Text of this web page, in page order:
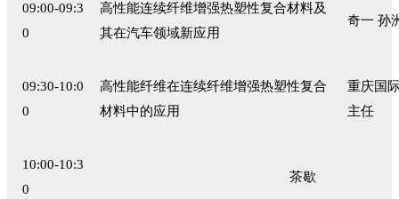
09:00-09:3
0
高性能连续纤维增强热塑性复合材料及
其在汽车领域新应用
奇一 孙
09:30-10:0
0
高性能纤维在连续纤维增强热塑性复合
材料中的应用
重庆国
主任
10:00-10:3
0
茶歇